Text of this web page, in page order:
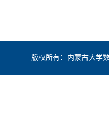
版权所有：内蒙古大